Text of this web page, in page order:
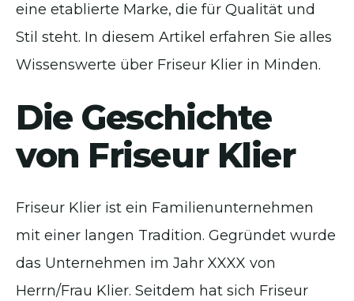
eine etablierte Marke, die für Qualität und
Stil steht. In diesem Artikel erfahren Sie alles
Wissenswerte über Friseur Klier in Minden.
Die Geschichte
von Friseur Klier
Friseur Klier ist ein Familienunternehmen
mit einer langen Tradition. Gegründet wurde
das Unternehmen im Jahr XXXX von
Herrn/Frau Klier. Seitdem hat sich Friseur